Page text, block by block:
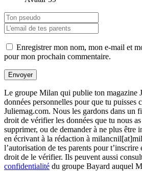
Enregistrer mon nom, mon e-mail et
pour mon prochain commentaire.
Envoyer
Le groupe Milan qui publie ton magazine
données personnelles pour que tu puisses
Juliemag.com. Nous les gardons dans un
droit de vérifier les données que tu nous
supprimer, ou de demander à ne plus être
en écrivant à la rédaction à
l’autorisation de tes parents pour
droit de le vérifier. Ils peuvent aussi
confidentialité du groupe Bayard auquel